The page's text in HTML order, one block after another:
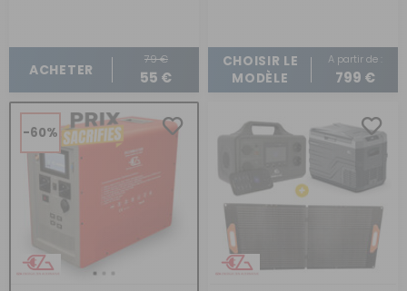
ACHETER
79 €
55 €
CHOISIR LE
MODÈLE
A partir de :
799 €
-60%